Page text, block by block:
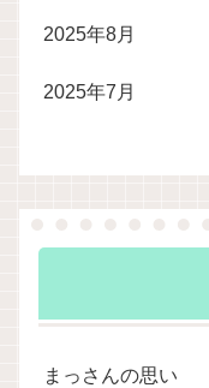
2025年8月
2025年7月
まっさんの思い